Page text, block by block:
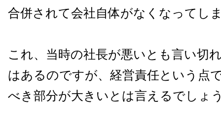
合併されて会社自体がなくなってし
これ、当時の社長が悪いとも言い切
はあるのですが、経営責任という点
べき部分が大きいとは言えるでしょ